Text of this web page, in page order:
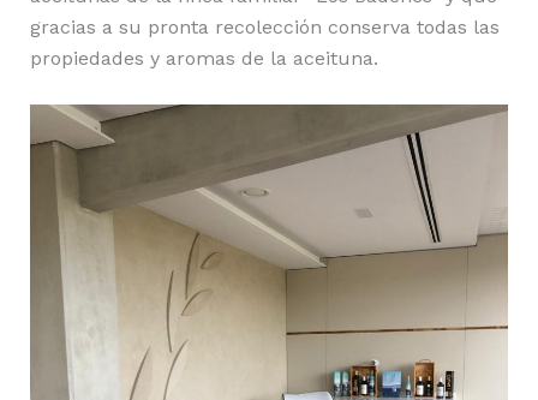
gracias a su pronta recolección conserva todas las
propiedades y aromas de la aceituna.